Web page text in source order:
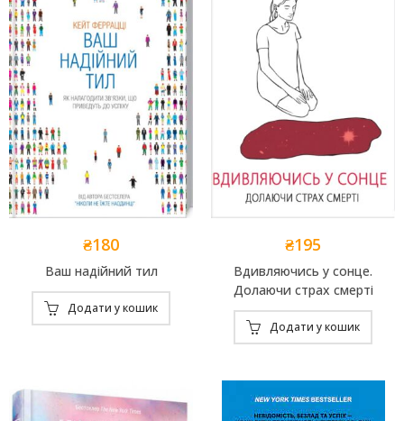
₴180
Ваш надійний тил
Додати у кошик
₴195
Вдивляючись у сонце.
Долаючи страх смерті
Додати у кошик